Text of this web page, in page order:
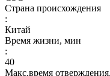
Страна происхождения
:
Китай
Время жизни, мин
:
40
Макс.время